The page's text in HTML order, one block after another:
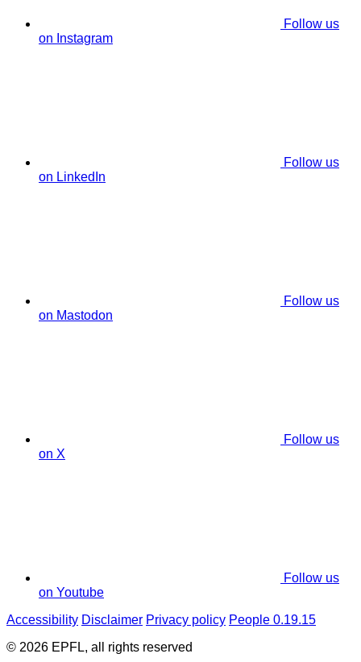
Follow us
on Instagram
Follow us
on LinkedIn
Follow us
on Mastodon
Follow us
on X
Follow us
on Youtube
Accessibility Disclaimer Privacy policy People 0.19.15
© 2026 EPFL, all rights reserved